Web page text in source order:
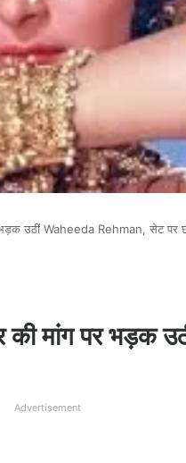
उठीं Waheeda Rehman, सेट पर
की मांग पर भड़क
Advertisement